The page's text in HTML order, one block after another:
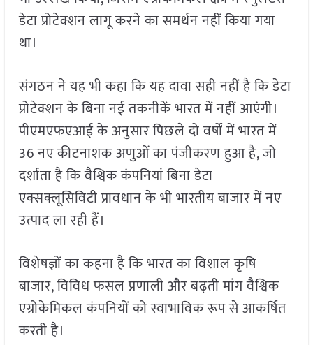
डेटा प्रोटेक्शन लागू करने का समर्थन नहीं किया गया
था।
संगठन ने यह भी कहा कि यह दावा सही नहीं है कि डेटा
प्रोटेक्शन के बिना नई तकनीकें भारत में नहीं आएंगी।
पीएमएफएआई के अनुसार पिछले दो वर्षों में भारत में
36 नए कीटनाशक अणुओं का पंजीकरण हुआ है, जो
दर्शाता है कि वैश्विक कंपनियां बिना डेटा
एक्सक्लूसिविटी प्रावधान के भी भारतीय बाजार में नए
उत्पाद ला रही हैं।
विशेषज्ञों का कहना है कि भारत का विशाल कृषि
बाजार, विविध फसल प्रणाली और बढ़ती मांग वैश्विक
एग्रोकेमिकल कंपनियों को स्वाभाविक रूप से आकर्षित
करती है।